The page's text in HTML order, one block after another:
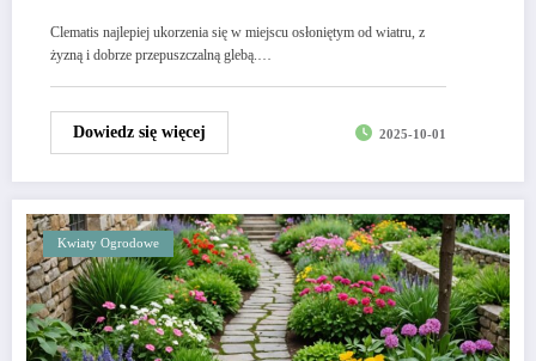
Clematis najlepiej ukorzenia się w miejscu osłoniętym od wiatru, z
żyzną i dobrze przepuszczalną glebą.…
Dowiedz się więcej 2025-10-01
Kwiaty Ogrodowe